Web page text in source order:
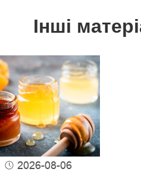
Інші
2026-08-06